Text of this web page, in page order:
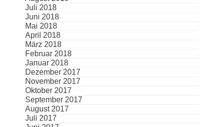
Juli 2018
Juni 2018
Mai 2018
April 2018
März 2018
Februar 2018
Januar 2018
Dezember 2017
November 2017
Oktober 2017
September 2017
August 2017
Juli 2017